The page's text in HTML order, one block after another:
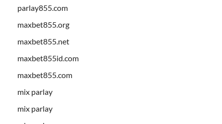
parlay855.com
maxbet855.org
maxbet855.net
maxbet855id.com
maxbet855.com
mix parlay
mix parlay